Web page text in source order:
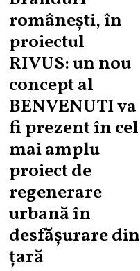
românești, în
proiectul
RIVUS: un nou
concept al
BENVENUTI va
fi prezent în cel
mai amplu
proiect de
regenerare
urbană în
desfășurare din
țară